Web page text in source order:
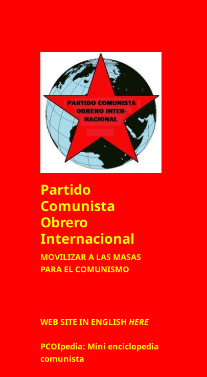
Partido
Comunista
Obrero
Internacional
MOVILIZAR A LAS MASAS
PARA EL COMUNISMO
WEB SITE IN ENGLISHHERE
PCOIpedia: Mini enciclopedia
comunista